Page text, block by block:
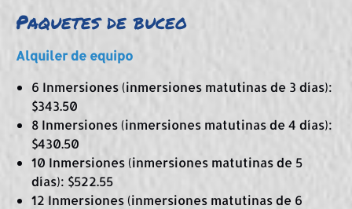
Paquetes de buceo
Alquiler de equipo
6 Inmersiones (inmersiones matutinas de 3 días):
$343.50
8 Inmersiones (inmersiones matutinas de 4 días):
$430.50
10 Inmersiones (inmersiones matutinas de 5
días): $522.55
12 Inmersiones (inmersiones matutinas de 6